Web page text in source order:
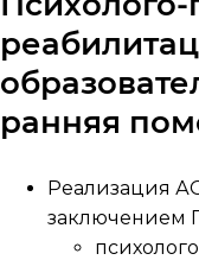
ранняя
Реализация
заключением